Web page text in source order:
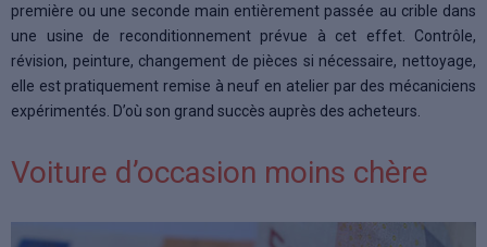
première ou une seconde main entièrement passée au crible dans
une usine de reconditionnement prévue à cet effet. Contrôle,
révision, peinture, changement de pièces si nécessaire, nettoyage,
elle est pratiquement remise à neuf en atelier par des mécaniciens
expérimentés. D’où son grand succès auprès des acheteurs.
Voiture d’occasion moins chère